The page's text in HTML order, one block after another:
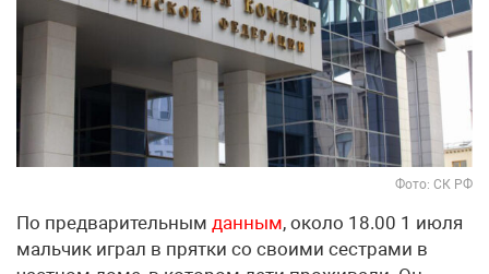
Фото: СК РФ
По предварительным данным, около 18.00 1 июля
мальчик играл в прятки со своими сестрами в